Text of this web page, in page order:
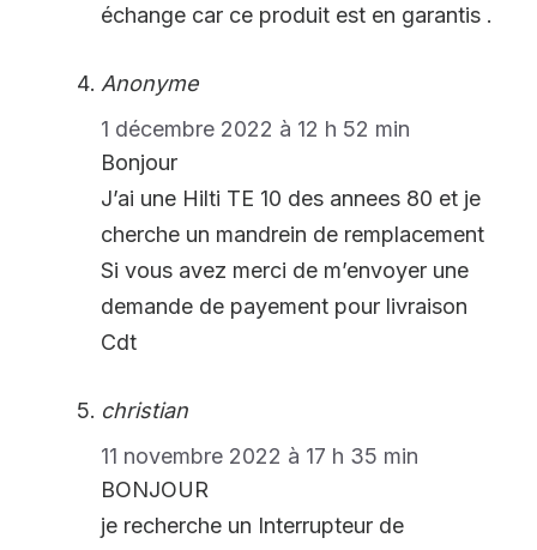
échange car ce produit est en garantis .
Anonyme
1 décembre 2022 à 12 h 52 min
Bonjour
J’ai une Hilti TE 10 des annees 80 et je
cherche un mandrein de remplacement
Si vous avez merci de m’envoyer une
demande de payement pour livraison
Cdt
christian
11 novembre 2022 à 17 h 35 min
BONJOUR
je recherche un Interrupteur de